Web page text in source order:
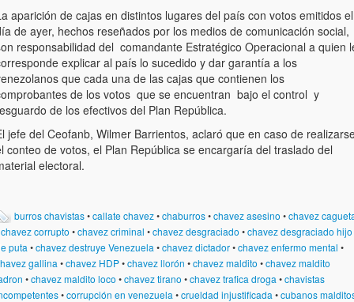
aparición de cajas en distintos lugares del país con votos emitidos el
de ayer, hechos reseñados por los medios de comunicación social,
responsabilidad del comandante Estratégico Operacional a quien
explicar al país lo sucedido y dar garantía a los
que cada una de las cajas que contienen los
de los votos que se encuentran bajo el control y
de los efectivos del Plan República.
jefe del Ceofanb, Wilmer Barrientos, aclaró que en caso de
conteo de votos, el Plan República se encargaría del traslado del
electoral.
burros chavistas•callate chavez•chaburros•chavez asesino •chavez
chavez corrupto •chavez criminal •chavez desgraciado •chavez desgraciado hijo
puta •chavez destruye Venezuela •chavez dictador•chavez enfermo mental •
gallina •chavez HDP•chavez llorón •chavez maldito •chavez maldito
•chavez maldito loco •chavez tirano •chavez trafica droga •chavistas
•corrupción en venezuela •crueldad injustificada •cubanos